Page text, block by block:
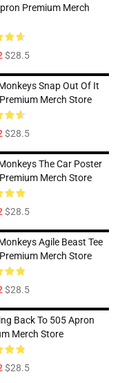
Premium Merch
$28.5
Snap Out Of It
Merch Store
$28.5
The Car Poster
Merch Store
$28.5
Agile Beast Tee
Merch Store
$28.5
Back To 505 Apron
Merch Store
$28.5